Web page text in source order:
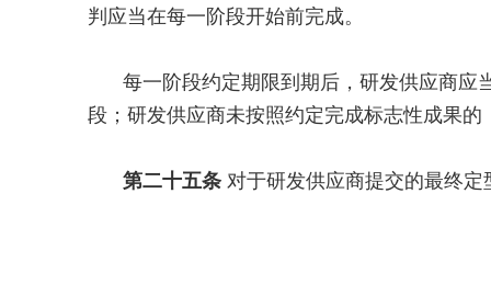
判应当在每一阶段开始前完成。
每一阶段约定期限到期后，研发供应商应
段；研发供应商未按照约定完成标志性成果
第二十五条 对于研发供应商提交的最终